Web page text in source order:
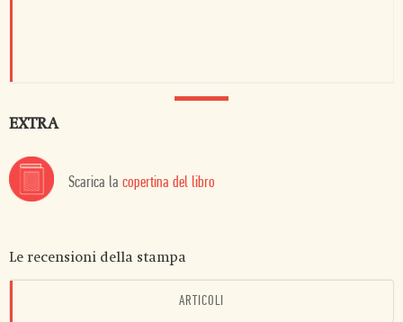
EXTRA
Scarica la copertina del libro
Le recensioni della stampa
ARTICOLI